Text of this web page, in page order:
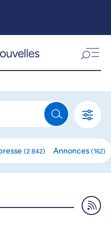
(2 842) Annonces (162)